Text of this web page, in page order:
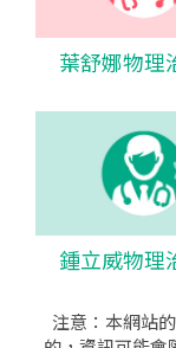
葉舒娜物理
鍾立威物理
注意：本網站